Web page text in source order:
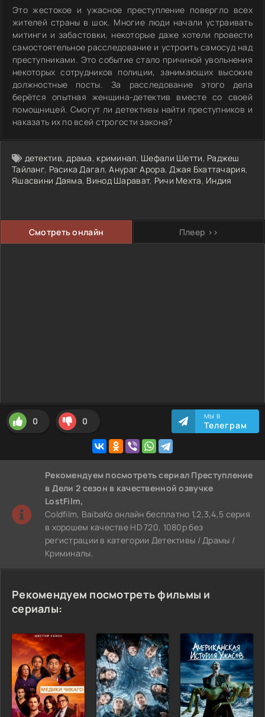
Это жестокое и ужасное преступление повергло всех
жителей страны в шок. Многие люди начали устраивать
митинги и забастовки, некоторые даже хотели провести
самостоятельное расследование и устроить самосуд над
преступниками. Это событие стало причиной увольнения
некоторых сотрудников полиции, занимающих высокие
должностные посты. За расследование этого дела
берётся опытная женщина-детектив вместе со своей
помощницей. Смогут ли детективы найти преступников и
наказать их по всей строгости закона?
детектив,драма, криминал, Шефали Шетти, Раджеш
Тайланг, Расика Дагал,Анураг Арора,Джая Бхаттачария,
Яшасвини Даяма, Винод Шарават, Ричи Мехта, Индия
Смотреть онлайн Плеер >>
0 0 МЫ В
Телеграм
Рекомендуем посмотреть сериал Преступление
в Дели 2 сезон в качественной озвучке
LostFilm,
Coldfilm, BaibaKo онлайн бесплатно 1,2,3,4,5 серия
в хорошем качестве HD 720, 1080p без
регистрации в категории Детективы / Драмы /
Криминалы.
Рекомендуем посмотреть фильмы и
сериалы: